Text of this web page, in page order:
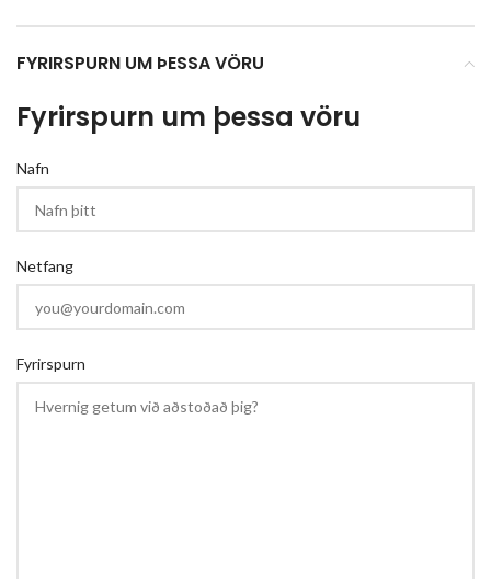
FYRIRSPURN UM ÞESSA VÖRU
Fyrirspurn um þessa vöru
Nafn
Netfang
Fyrirspurn